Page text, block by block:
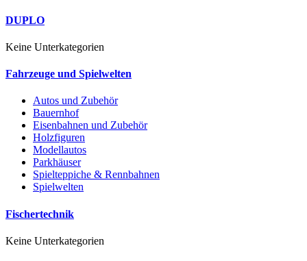
DUPLO
Keine Unterkategorien
Fahrzeuge und Spielwelten
Autos und Zubehör
Bauernhof
Eisenbahnen und Zubehör
Holzfiguren
Modellautos
Parkhäuser
Spielteppiche & Rennbahnen
Spielwelten
Fischertechnik
Keine Unterkategorien